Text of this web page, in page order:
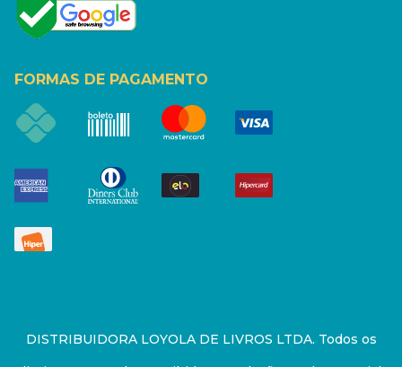
FORMAS DE PAGAMENTO
DISTRIBUIDORA LOYOLA DE LIVROS LTDA. Todos os